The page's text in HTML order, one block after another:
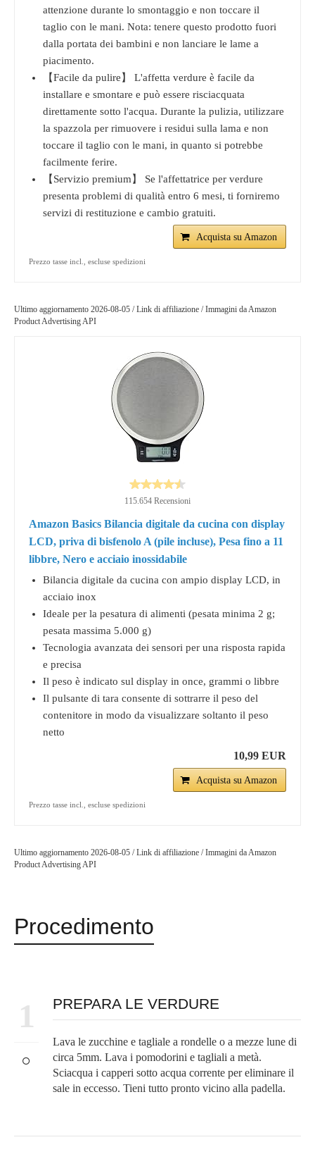
attenzione durante lo smontaggio e non toccare il
taglio con le mani. Nota: tenere questo prodotto fuori
dalla portata dei bambini e non lanciare le lame a
piacimento.
【Facile da pulire】 L'affetta verdure è facile da
installare e smontare e può essere risciacquata
direttamente sotto l'acqua. Durante la pulizia, utilizzare
la spazzola per rimuovere i residui sulla lama e non
toccare il taglio con le mani, in quanto si potrebbe
facilmente ferire.
【Servizio premium】 Se l'affettatrice per verdure
presenta problemi di qualità entro 6 mesi, ti forniremo
servizi di restituzione e cambio gratuiti.
Acquista su Amazon
Prezzo tasse incl., escluse spedizioni
Ultimo aggiornamento 2026-08-05 / Link di affiliazione / Immagini da Amazon
Product Advertising API
115.654 Recensioni
Amazon Basics Bilancia digitale da cucina con display
LCD, priva di bisfenolo A (pile incluse), Pesa fino a 11
libbre, Nero e acciaio inossidabile
Bilancia digitale da cucina con ampio display LCD, in
acciaio inox
Ideale per la pesatura di alimenti (pesata minima 2 g;
pesata massima 5.000 g)
Tecnologia avanzata dei sensori per una risposta rapida
e precisa
Il peso è indicato sul display in once, grammi o libbre
Il pulsante di tara consente di sottrarre il peso del
contenitore in modo da visualizzare soltanto il peso
netto
10,99 EUR
Acquista su Amazon
Prezzo tasse incl., escluse spedizioni
Ultimo aggiornamento 2026-08-05 / Link di affiliazione / Immagini da Amazon
Product Advertising API
Procedimento
1 PREPARA LE VERDURE
Lava le zucchine e tagliale a rondelle o a mezze lune di
circa 5mm. Lava i pomodorini e tagliali a metà.
Sciacqua i capperi sotto acqua corrente per eliminare il
sale in eccesso. Tieni tutto pronto vicino alla padella.